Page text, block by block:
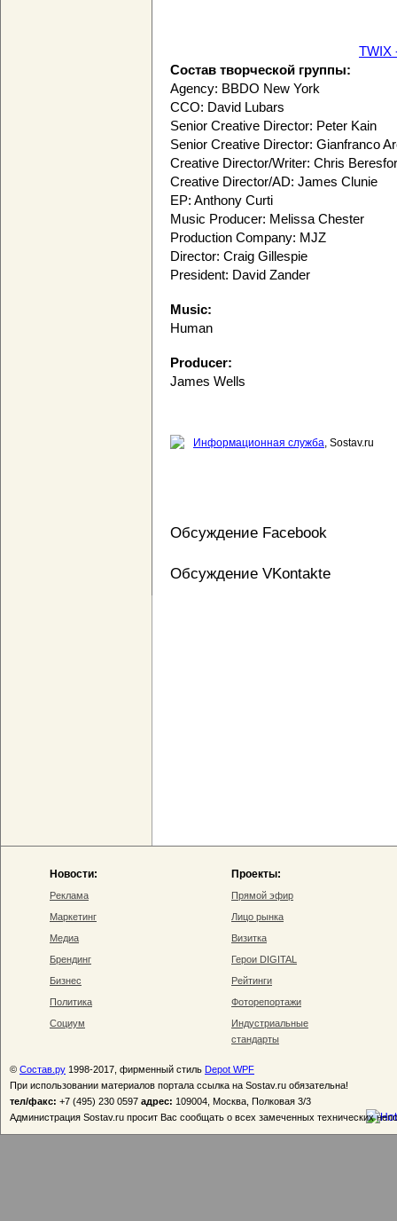
TWIX
Состав творческой группы:
Agency: BBDO New York
CCO: David Lubars
Senior Creative Director: Peter Kain
Senior Creative Director: Gianfranco
Creative Director/Writer: Chris
Creative Director/AD: James Clunie
EP: Anthony Curti
Music Producer: Melissa Chester
Production Company: MJZ
Director: Craig Gillespie
President: David Zander
Music:
Human
Producer:
James Wells
Информационная служба, Sostav.ru
Обсуждение Facebook
Обсуждение VKontakte
Новости:
Реклама
Маркетинг
Медиа
Брендинг
Бизнес
Политика
Социум
Проекты:
Прямой эфир
Лицо рынка
Визитка
Герои DIGITAL
Рейтинги
Фоторепортажи
Индустриальные
стандарты
© Состав.ру 1998-2017, фирменный стиль Depot WPF
При использовании материалов портала ссылка на Sostav.ru обязательна!
тел/факс: +7 (495) 230 0597 адрес: 109004, Москва, Полковая 3/3
Администрация Sostav.ru просит Вас сообщать о всех замеченных технических